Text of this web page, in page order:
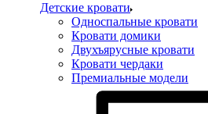
Детские кровати
Односпальные кровати
Кровати домики
Двухъярусные кровати
Кровати чердаки
Премиальные модели